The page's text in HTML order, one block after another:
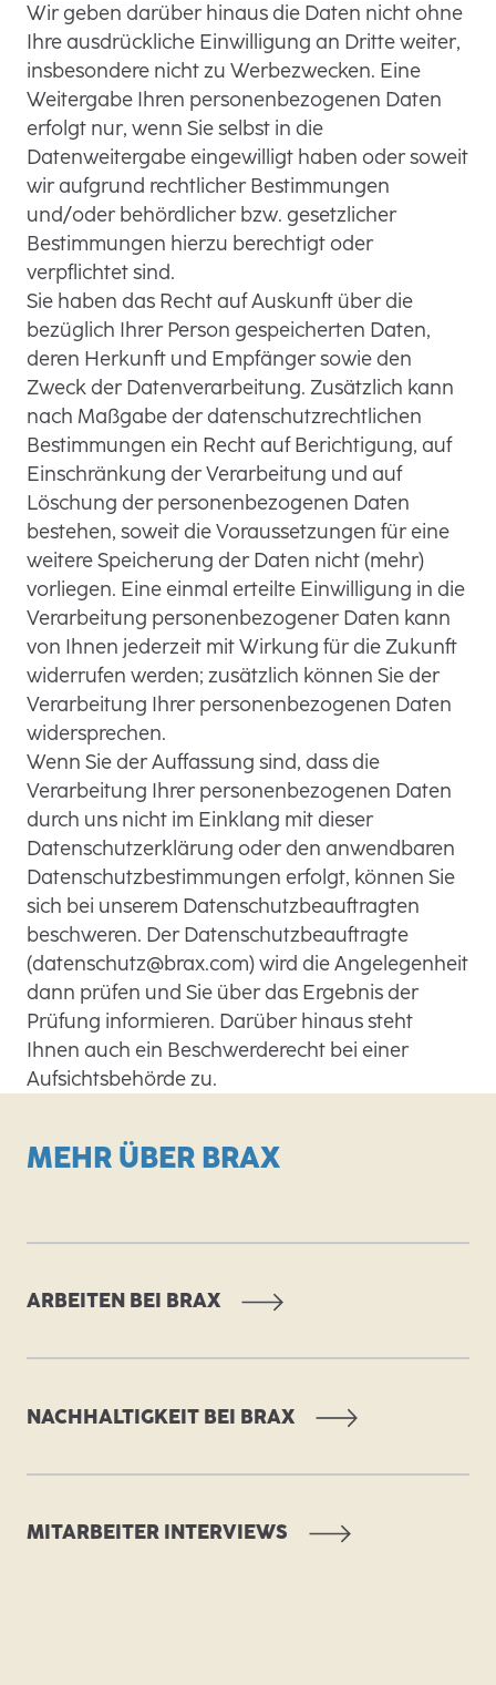
Wir geben darüber hinaus die Daten nicht ohne
Ihre ausdrückliche Einwilligung an Dritte weiter,
insbesondere nicht zu Werbezwecken. Eine
Weitergabe Ihren personenbezogenen Daten
erfolgt nur, wenn Sie selbst in die
Datenweitergabe eingewilligt haben oder soweit
wir aufgrund rechtlicher Bestimmungen
und/oder behördlicher bzw. gesetzlicher
Bestimmungen hierzu berechtigt oder
verpflichtet sind.
Sie haben das Recht auf Auskunft über die
bezüglich Ihrer Person gespeicherten Daten,
deren Herkunft und Empfänger sowie den
Zweck der Datenverarbeitung. Zusätzlich kann
nach Maßgabe der datenschutzrechtlichen
Bestimmungen ein Recht auf Berichtigung, auf
Einschränkung der Verarbeitung und auf
Löschung der personenbezogenen Daten
bestehen, soweit die Voraussetzungen für eine
weitere Speicherung der Daten nicht (mehr)
vorliegen. Eine einmal erteilte Einwilligung in die
Verarbeitung personenbezogener Daten kann
von Ihnen jederzeit mit Wirkung für die Zukunft
widerrufen werden; zusätzlich können Sie der
Verarbeitung Ihrer personenbezogenen Daten
widersprechen.
Wenn Sie der Auffassung sind, dass die
Verarbeitung Ihrer personenbezogenen Daten
durch uns nicht im Einklang mit dieser
Datenschutzerklärung oder den anwendbaren
Datenschutzbestimmungen erfolgt, können Sie
sich bei unserem Datenschutzbeauftragten
beschweren. Der Datenschutzbeauftragte
(datenschutz@brax.com) wird die Angelegenheit
dann prüfen und Sie über das Ergebnis der
Prüfung informieren. Darüber hinaus steht
Ihnen auch ein Beschwerderecht bei einer
Aufsichtsbehörde zu.
MEHR ÜBER BRAX
ARBEITEN BEI BRAX
NACHHALTIGKEIT BEI BRAX
MITARBEITER INTERVIEWS